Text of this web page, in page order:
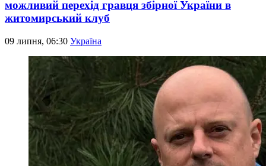
можливий перехід гравця збірної України в
житомирський клуб
09 липня, 06:30 Україна